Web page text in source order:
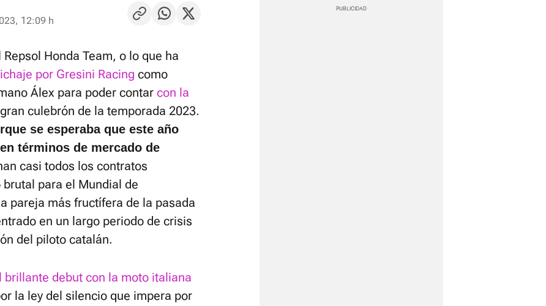
12:09 h
Honda Team, o lo que ha
por Gresini Racing como
Álex para poder contar con la
culebrón de la temporada 2023.
se esperaba que este año
términos de mercado de
casi todos los contratos
para el Mundial de
pareja más fructífera de la pasada
en un largo periodo de crisis
del piloto catalán.
brillante debut con la moto italiana
la ley del silencio que impera por